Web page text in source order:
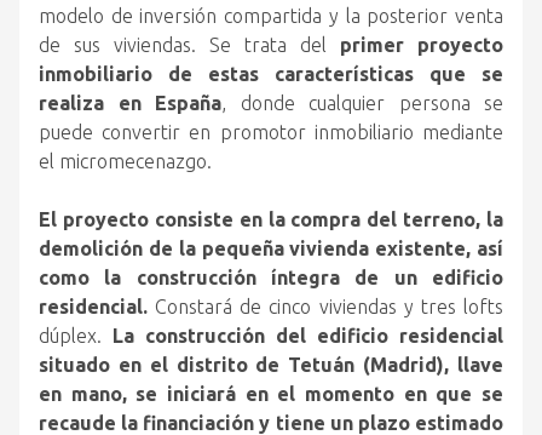
modelo de inversión compartida y la posterior venta
de sus viviendas. Se trata del primer proyecto
inmobiliario de estas características que se
realiza en España, donde cualquier persona se
puede convertir en promotor inmobiliario mediante
el micromecenazgo.
El proyecto consiste en la compra del terreno, la
demolición de la pequeña vivienda existente, así
como la construcción íntegra de un edificio
residencial. Constará de cinco viviendas y tres lofts
dúplex. La construcción del edificio residencial
situado en el distrito de Tetuán (Madrid), llave
en mano, se iniciará en el momento en que se
recaude la financiación y tiene un plazo estimado